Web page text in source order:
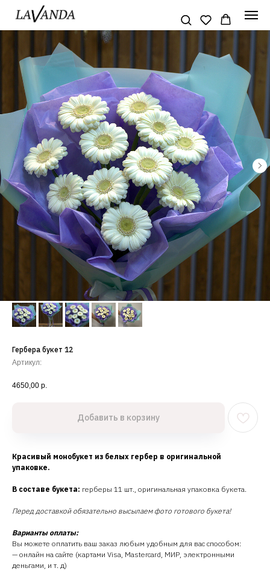
Гербера букет 12
Артикул:
4650,00 р.
Добавить в корзину
Красивый монобукет из белых гербер в оригинальной
упаковке.
В составе букета: герберы 11 шт., оригинальная упаковка букета.
Перед доставкой обязательно высылаем фото готового букета!
Варианты оплаты:
Вы можете оплатить ваш заказ любым удобным для вас способом:
— онлайн на сайте (картами Visa, Mastercard, МИР, электронными
деньгами, и т. д)